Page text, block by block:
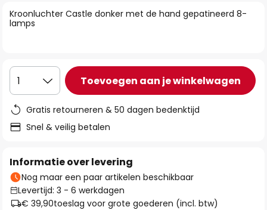
de
afbeeldingen-
Kroonluchter Castle donker met de hand gepatineerd 8-
lamps
1 Toevoegen aan je winkelwagen
Gratis retourneren & 50 dagen bedenktijd
Snel & veilig betalen
Informatie over levering
Nog maar een paar artikelen beschikbaar
Levertijd: 3 - 6 werkdagen
€ 39,90toeslag voor grote goederen (incl. btw)